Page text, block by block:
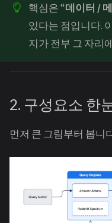
핵심은 “데이터 /
있다는 점입니다.
지가 전부 그 자리
2. 구성요소 한
먼저 큰 그림부터 봅니